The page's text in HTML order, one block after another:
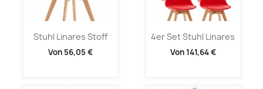
Stuhl Linares Stoff
Von 56,05 €
4er Set Stuhl Linares
Von141,64 €